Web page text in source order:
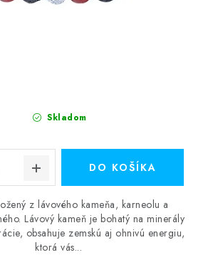
Skladom
DO KOŠÍKA
z lávového kameňa, karneolu a
Lávový kameň je bohatý na minerály
obsahuje zemskú aj ohnivú energiu,
ktorá vás...